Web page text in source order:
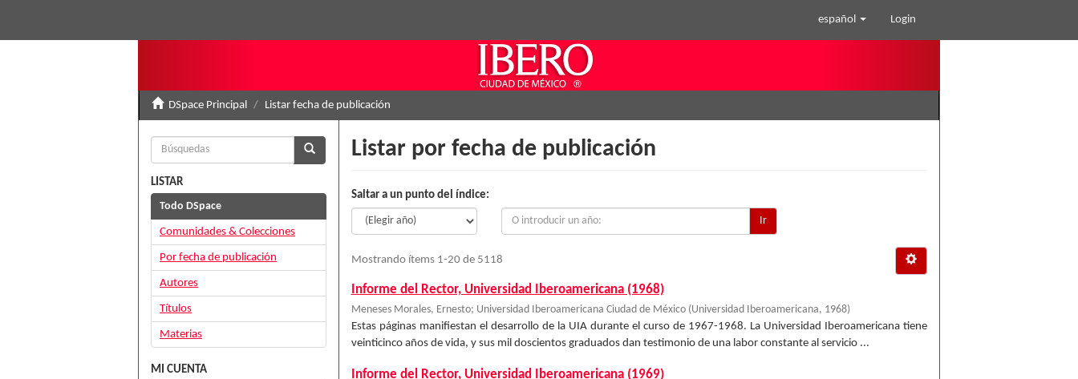
español Login
DSpace Principal Listar fecha de publicación
Listar por fecha de publicación
Saltar a un punto del índice:
Ir
Mostrando ítems 1-20 de 5118
Informe del Rector, Universidad Iberoamericana (1968)
Meneses Morales, Ernesto; Universidad Iberoamericana Ciudad de México (Universidad Iberoamericana, 1968)
Estas páginas manifiestan el desarrollo de la UIA durante el curso de 1967-1968. La Universidad Iberoamericana tiene
veinticinco años de vida, y sus mil doscientos graduados dan testimonio de una labor constante al servicio ...
Informe del Rector, Universidad Iberoamericana (1969)
LISTAR
Todo DSpace
Comunidades & Colecciones
Por fecha de publicación
Autores
Títulos
Materias
MI CUENTA